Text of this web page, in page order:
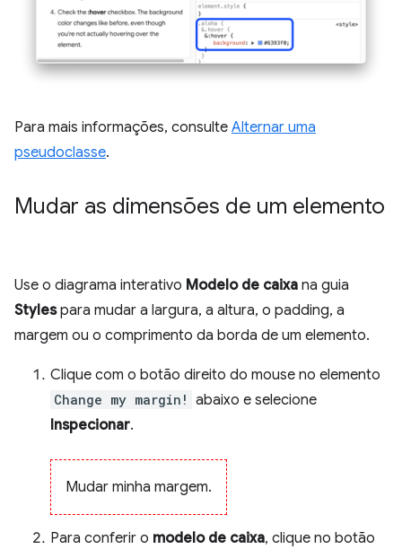
Para mais informações, consulte Alternar uma
pseudoclasse.
Mudar as dimensões de um elemento
Use o diagrama interativo Modelo de caixa na guia
Stylespara mudar a largura, a altura, o padding, a
margem ou o comprimento da borda de um elemento.
Clique com o botão direito do mouse no elemento
Change my margin! abaixo e selecione
Inspecionar.
Mudar minha margem.
Para conferir o modelo de caixa, clique no botão